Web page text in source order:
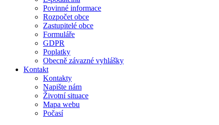
Povinné informace
Rozpočet obce
Zastupitelé obce
Formuláře
GDPR
Poplatky
Obecně závazné vyhlášky
Kontakt
Kontakty
Napište nám
Životní situace
Mapa webu
Počasí